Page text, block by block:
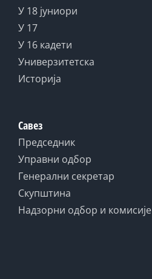
У 18 јуниори
У 17
У 16 кадети
Универзитетска
Историја
Савез
Председник
Управни одбор
Генерални секретар
Скупштина
Надзорни одбор и комисије